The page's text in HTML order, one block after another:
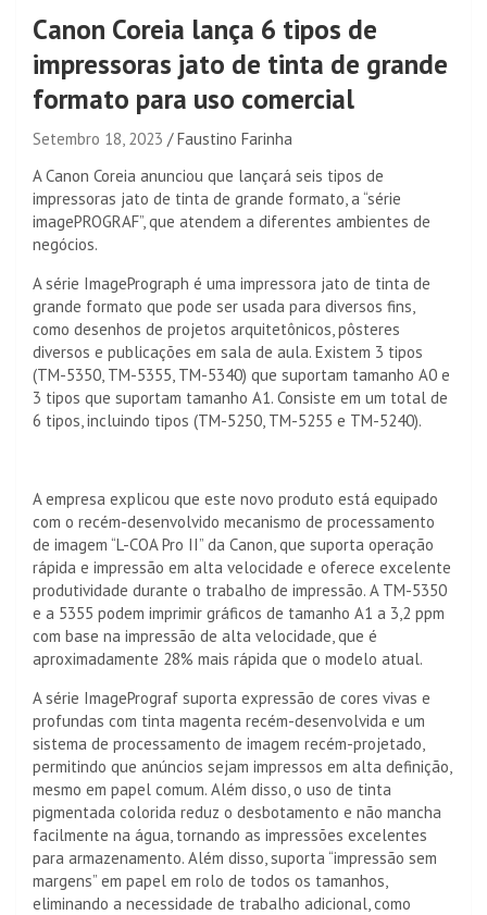
Canon Coreia lança 6 tipos de
impressoras jato de tinta de grande
formato para uso comercial
Setembro 18, 2023
Faustino Farinha
A Canon Coreia anunciou que lançará seis tipos de
impressoras jato de tinta de grande formato, a “série
imagePROGRAF”, que atendem a diferentes ambientes de
negócios.
A série ImagePrograph é uma impressora jato de tinta de
grande formato que pode ser usada para diversos fins,
como desenhos de projetos arquitetônicos, pôsteres
diversos e publicações em sala de aula. Existem 3 tipos
(TM-5350, TM-5355, TM-5340) que suportam tamanho A0 e
3 tipos que suportam tamanho A1. Consiste em um total de
6 tipos, incluindo tipos (TM-5250, TM-5255 e TM-5240).
A empresa explicou que este novo produto está equipado
com o recém-desenvolvido mecanismo de processamento
de imagem “L-COA Pro II” da Canon, que suporta operação
rápida e impressão em alta velocidade e oferece excelente
produtividade durante o trabalho de impressão. A TM-5350
e a 5355 podem imprimir gráficos de tamanho A1 a 3,2 ppm
com base na impressão de alta velocidade, que é
aproximadamente 28% mais rápida que o modelo atual.
A série ImagePrograf suporta expressão de cores vivas e
profundas com tinta magenta recém-desenvolvida e um
sistema de processamento de imagem recém-projetado,
permitindo que anúncios sejam impressos em alta definição,
mesmo em papel comum. Além disso, o uso de tinta
pigmentada colorida reduz o desbotamento e não mancha
facilmente na água, tornando as impressões excelentes
para armazenamento. Além disso, suporta “impressão sem
margens” em papel em rolo de todos os tamanhos,
eliminando a necessidade de trabalho adicional, como